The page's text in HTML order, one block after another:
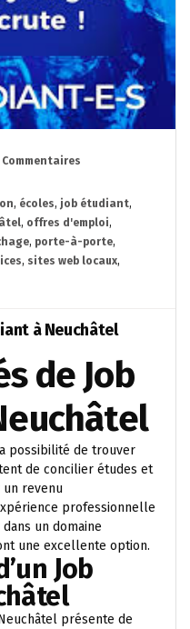
, écoles, job étudiant,
, offres d'emploi,
, porte-à-porte,
, sites web locaux,
à Neuchâtel
de Job
possibilité de trouver
de concilier études et
revenu
professionnelle
un domaine
une excellente option.
Job
présente de